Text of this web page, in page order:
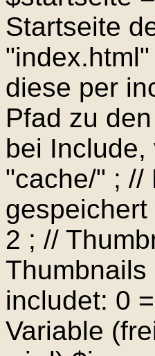
Startseite
diese per
Pfad zu
bei
"cache/" ; //
2 ; //
includet: 0
Variable